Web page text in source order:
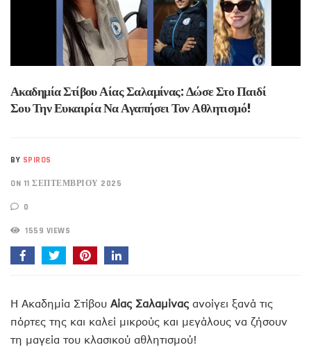
Ακαδημία Στίβου Αίας Σαλαμίνας: Δώσε Στο Παιδί
Σου Την Ευκαιρία Να Αγαπήσει Τον Αθλητισμό!
BY SPIROS
ON 11 ΣΕΠΤΕΜΒΡΊΟΥ 2025
0
1559 VIEWS
Η Ακαδημία Στίβου Αίας Σαλαμίνας ανοίγει ξανά τις
πόρτες της και καλεί μικρούς και μεγάλους να ζήσουν
τη μαγεία του κλασικού αθλητισμού!